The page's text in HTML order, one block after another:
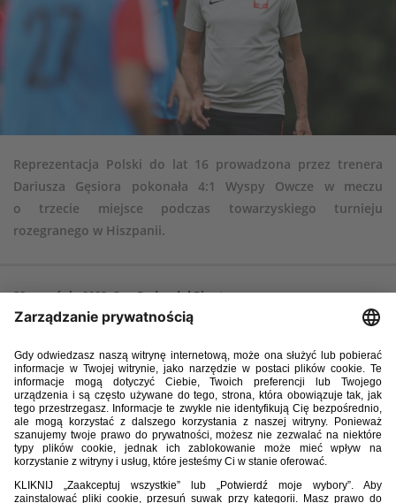
Reprezentacja Polski do lat 16 prowadzona przez trenera
Dariusza Gęsiora pokonała 4:1 Wyspy Owcze w meczu
o trzecie miejsce podczas towarzyskiego turnieju
rozegranego w Hiszpanii.
22 września 2023, San Pedro del Pinatar
Branki:Maciej Ruszkiewicz 8, Antoni Uchroński 11 Michał Osowski 78,
88 – Rani Johannesem 56.
Polska:(skład wyjściowy) 12. Antoni Błocki - 2. Wojciech Machura, 3.
Dawid Korzeniowski, 4. Hubert Kędziora, 5. Mateusz Cegliński, 8. Maciej
Ruszkiewicz, 10. Sammy Dudek, 11. Antoni Uchroński, 14. Jakub